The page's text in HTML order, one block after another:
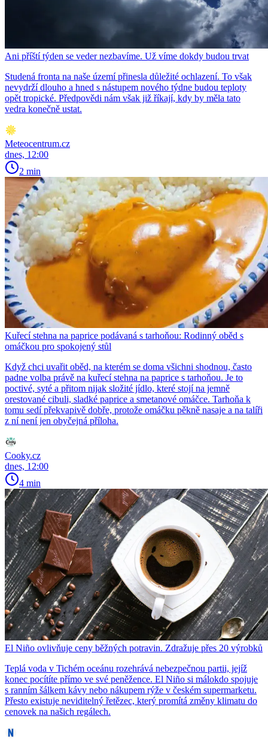
Ani příští týden se veder nezbavíme. Už víme dokdy budou trvat
Studená fronta na naše území přinesla důležité ochlazení. To však
nevydrží dlouho a hned s nástupem nového týdne budou teploty
opět tropické. Předpovědi nám však již říkají, kdy by měla tato
vedra konečně ustat.
Meteocentrum.cz
dnes, 12:00
2 min
Kuřecí stehna na paprice podávaná s tarhoňou: Rodinný oběd s
omáčkou pro spokojený stůl
Když chci uvařit oběd, na kterém se doma všichni shodnou, často
padne volba právě na kuřecí stehna na paprice s tarhoňou. Je to
poctivé, syté a přitom nijak složité jídlo, které stojí na jemně
orestované cibuli, sladké paprice a smetanové omáčce. Tarhoňa k
tomu sedí překvapivě dobře, protože omáčku pěkně nasaje a na talíři
z ní není jen obyčejná příloha.
Cooky.cz
dnes, 12:00
4 min
El Niño ovlivňuje ceny běžných potravin. Zdražuje přes 20 výrobků
Teplá voda v Tichém oceánu rozehrává nebezpečnou partii, jejíž
konec pocítíte přímo ve své peněžence. El Niño si málokdo spojuje
s ranním šálkem kávy nebo nákupem rýže v českém supermarketu.
Přesto existuje neviditelný řetězec, který promítá změny klimatu do
cenovek na našich regálech.